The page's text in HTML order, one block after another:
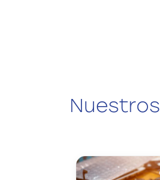
Nuestros